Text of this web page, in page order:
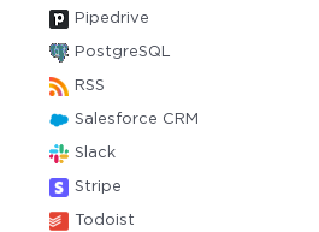
Pipedrive
PostgreSQL
RSS
Salesforce CRM
Slack
Stripe
Todoist